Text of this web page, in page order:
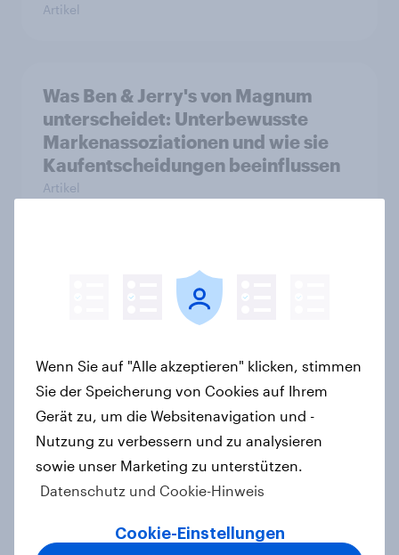
Artikel
Was Ben & Jerry's von Magnum
unterscheidet: Unterbewusste
Markenassoziationen und wie sie
Kaufentscheidungen beeinflussen
Artikel
[DE On-Demand Webinar] Wenn KI
die Suche übernimmt
Das Geschäft mit dem Schlaf: Frei
verkäufliches Melatonin dominiert,
doch digitale Produkte bieten
Wachstumspotenzial
Artikel
Wenn Sie auf "Alle akzeptieren" klicken, stimmen
Sie der Speicherung von Cookies auf Ihrem
Gerät zu, um die Websitenavigation und -
Nutzung zu verbessern und zu analysieren
sowie unser Marketing zu unterstützen.
Datenschutz und Cookie-Hinweis
Cookie-Einstellungen